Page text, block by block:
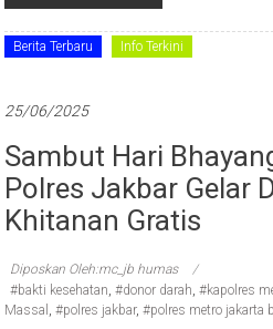
Berita Terbaru Info Terkini
25/06/2025
Sambut Hari
Polres Jakbar Gelar
Khitanan Gratis
Diposkan Oleh:mc_jb humas
#bakti kesehatan ,#donor darah ,#kapolres
Massal
,#polres jakbar,#polres metro jakarta